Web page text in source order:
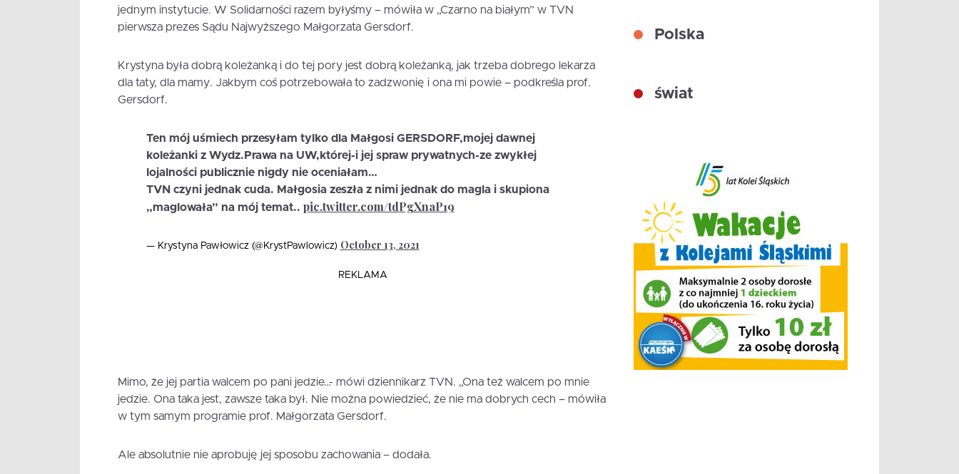
jednym instytucie. W Solidarności razem byłyśmy – mówiła w „Czarno na białym” w TVN
pierwsza prezes Sądu Najwyższego Małgorzata Gersdorf.
Krystyna była dobrą koleżanką i do tej pory jest dobrą koleżanką, jak trzeba dobrego lekarza
dla taty, dla mamy. Jakbym coś potrzebowała to zadzwonię i ona mi powie – podkreśla prof.
Gersdorf.
Ten mój uśmiech przesyłam tylko dla Małgosi GERSDORF,mojej dawnej
koleżanki z Wydz.Prawa na UW,której-i jej spraw prywatnych-ze zwykłej
lojalności publicznie nigdy nie oceniałam…
TVN czyni jednak cuda. Małgosia zeszła z nimi jednak do magla i skupiona
„maglowała” na mój temat.. pic.twitter.com/tdPgXnaP19
— Krystyna Pawłowicz (@KrystPawlowicz) October 13, 2021
REKLAMA
Mimo, że jej partia walcem po pani jedzie…- mówi dziennikarz TVN. „Ona też walcem po mnie
jedzie. Ona taka jest, zawsze taka był. Nie można powiedzieć, że nie ma dobrych cech – mówiła
w tym samym programie prof. Małgorzata Gersdorf.
Ale absolutnie nie aprobuję jej sposobu zachowania – dodała.
Polska
świat